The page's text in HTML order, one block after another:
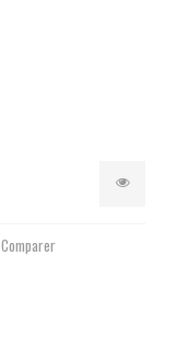
Comparer